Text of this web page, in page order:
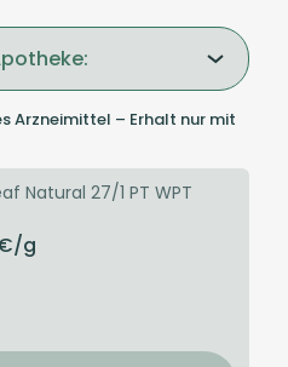
Arzneimittel – Erhalt nur mit
Natural 27/1 PT WPT
g